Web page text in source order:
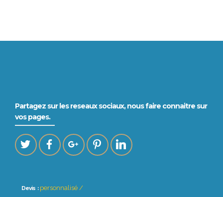
Partagez sur les reseaux sociaux, nous faire connaitre sur
vos pages.
Devis : personnalisé /